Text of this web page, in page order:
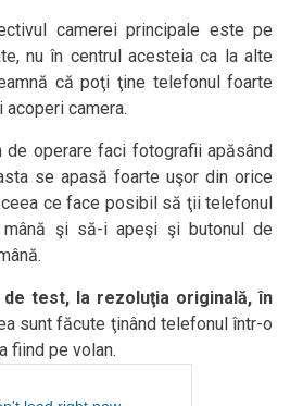
camerei principale este pe
nu în centrul acesteia ca la alte
că poţi ţine telefonul foarte
camera.
de operare faci fotografii apăsând
se apasă foarte uşor din orice
ce face posibil să ţii telefonul
şi să-i apeşi şi butonul de
test, la rezoluţia originală, în
sunt făcute ţinând telefonul într-o
fiind pe volan.